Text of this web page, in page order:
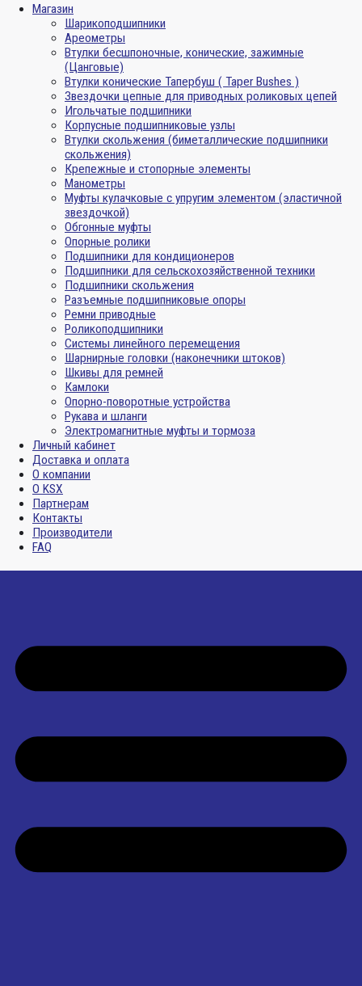
Магазин
Шарикоподшипники
Ареометры
Втулки бесшпоночные, конические, зажимные
(Цанговые)
Втулки конические Тапербуш ( Taper Bushes )
Звездочки цепные для приводных роликовых цепей
Игольчатые подшипники
Корпусные подшипниковые узлы
Втулки скольжения (биметаллические подшипники
скольжения)
Крепежные и стопорные элементы
Манометры
Муфты кулачковые с упругим элементом (эластичной
звездочкой)
Обгонные муфты
Опорные ролики
Подшипники для кондиционеров
Подшипники для сельскохозяйственной техники
Подшипники скольжения
Разъемные подшипниковые опоры
Ремни приводные
Роликоподшипники
Системы линейного перемещения
Шарнирные головки (наконечники штоков)
Шкивы для ремней
Камлоки
Опорно-поворотные устройства
Рукава и шланги
Электромагнитные муфты и тормоза
Личный кабинет
Доставка и оплата
О компании
О KSX
Партнерам
Контакты
Производители
FAQ